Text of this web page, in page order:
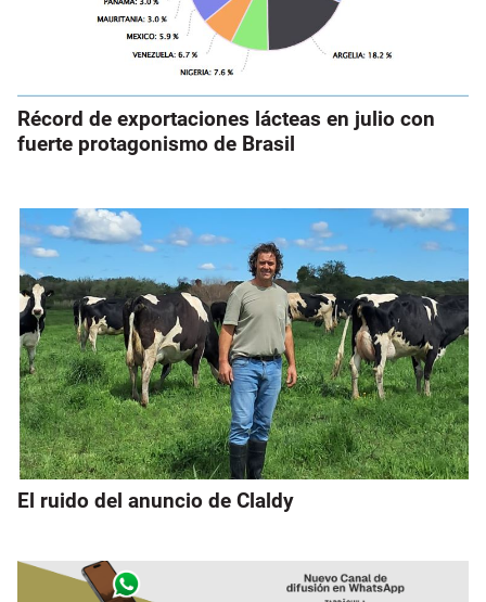
Récord de exportaciones lácteas en julio con
fuerte protagonismo de Brasil
El ruido del anuncio de Claldy